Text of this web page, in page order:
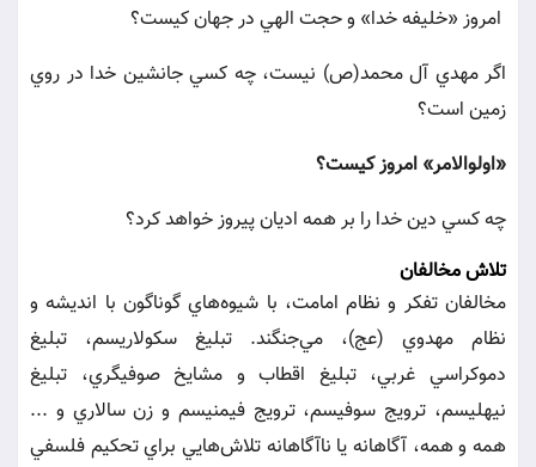
امروز «خليفه خدا» و حجت الهي در جهان كيست؟
اگر مهدي آل محمد(ص) نيست، چه كسي جانشين خدا در روي
زمين است؟
«اولوالامر» امروز كيست؟
چه كسي دين خدا را بر همه اديان پيروز خواهد كرد؟
تلاش مخالفان
مخالفان تفكر و نظام امامت، با شيوه‌هاي گوناگون با انديشه و
نظام مهدوي (عج)، مي‌جنگند. تبليغ سكولاريسم، تبليغ
دموكراسي غربي، تبليغ اقطاب و مشايخ صوفيگري، تبليغ
نيهليسم، ترويج سوفيسم، ترويج فيمنيسم و زن سالاري و ...
همه و همه، آگاهانه يا ناآگاهانه تلاش‌هايي براي تحكيم فلسفي